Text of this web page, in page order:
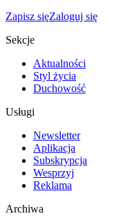
Zapisz sięZaloguj się
Sekcje
Aktualności
Styl życia
Duchowość
Usługi
Newsletter
Aplikacja
Subskrypcja
Wesprzyj
Reklama
Archiwa